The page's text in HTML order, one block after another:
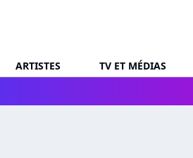
ARTISTES TV ET MÉDIAS